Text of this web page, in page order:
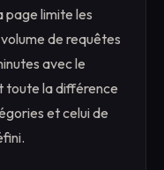
page limite les
de requêtes
avec le
toute la différence
et celui de